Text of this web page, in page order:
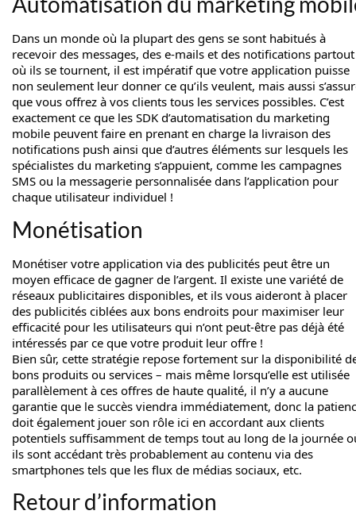
Dans un monde où la plupart des gens se sont habitués à
recevoir des messages, des e-mails et des notifications partout
où ils se tournent, il est impératif que votre application puisse
non seulement leur donner ce qu’ils veulent, mais aussi
que vous offrez à vos clients tous les services possibles. C’est
exactement ce que les SDK d’automatisation du marketing
mobile peuvent faire en prenant en charge la livraison des
notifications push ainsi que d’autres éléments sur lesquels les
spécialistes du marketing s’appuient, comme les campagnes
SMS ou la messagerie personnalisée dans l’application pour
chaque utilisateur individuel !
Monétisation
Monétiser votre application via des publicités peut être un
moyen efficace de gagner de l’argent. Il existe une variété de
réseaux publicitaires disponibles, et ils vous aideront à placer
des publicités ciblées aux bons endroits pour maximiser leur
efficacité pour les utilisateurs qui n’ont peut-être pas déjà été
intéressés par ce que votre produit leur offre !
Bien sûr, cette stratégie repose fortement sur la disponibilité
bons produits ou services – mais même lorsqu’elle est utilisée
parallèlement à ces offres de haute qualité, il n’y a aucune
garantie que le succès viendra immédiatement, donc la
doit également jouer son rôle ici en accordant aux clients
potentiels suffisamment de temps tout au long de la journée
ils sont accédant très probablement au contenu via des
smartphones tels que les flux de médias sociaux, etc.
Retour d’information